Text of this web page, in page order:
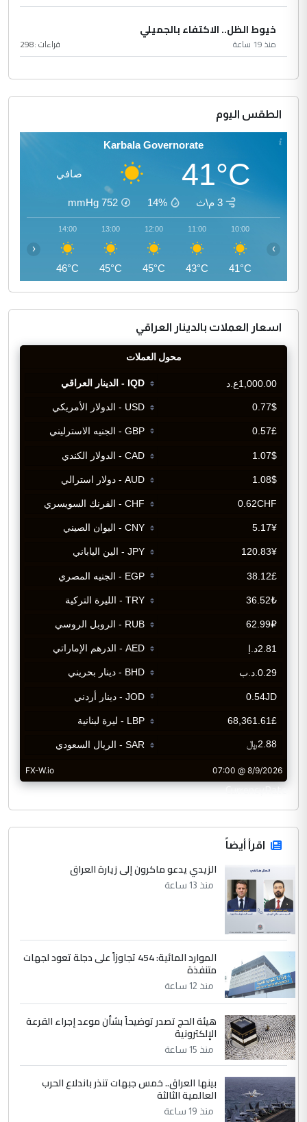
خيوط الظل.. الاكتفاء بالجميلي
منذ 19 ساعة قراءات :298
الطقس اليوم
Karbala Governorate
41°C صافي
3 م\ث 14%
752
mmHg
10:00
41°C
11:00
43°C
12:00
45°C
13:00
45°C
14:00
46°C
‹ ›
اسعار العملات بالدينار العراقي
CurrencyRate
اقرأ أيضاً
الزيدي يدعو ماكرون إلى زيارة العراق
منذ 13 ساعة
الموارد المائية: 454 تجاوزاً على دجلة تعود لجهات
متنفذة
منذ 12 ساعة
هيئة الحج تصدر توضيحاً بشأن موعد إجراء القرعة
الإلكترونية
منذ 15 ساعة
بينها العراق.. خمس جبهات تنذر باندلاع الحرب
العالمية الثالثة
منذ 19 ساعة